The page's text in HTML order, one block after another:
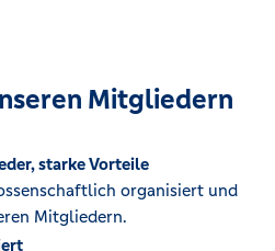
Mitgliedern
starke Vorteile
organisiert und
Mitgliedern.